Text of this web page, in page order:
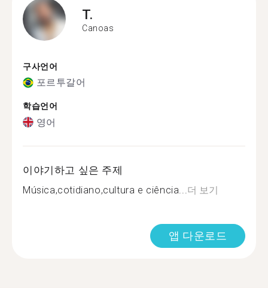
T.
Canoas
구사언어
포르투갈어
학습언어
영어
이야기하고 싶은 주제
Música,cotidiano,cultura e ciência... 더 보기
앱 다운로드